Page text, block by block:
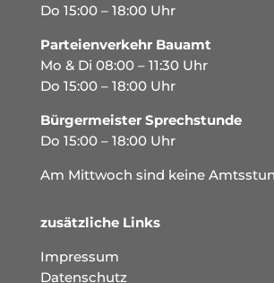
Do 15:00 – 18:00 Uhr
Parteienverkehr Bauamt
Mo & Di 08:00 – 11:30 Uhr
Do 15:00 – 18:00 Uhr
Bürgermeister Sprechstunde
Do 15:00 – 18:00 Uhr
Am Mittwoch sind keine
zusätzliche Links
Impressum
Datenschutz